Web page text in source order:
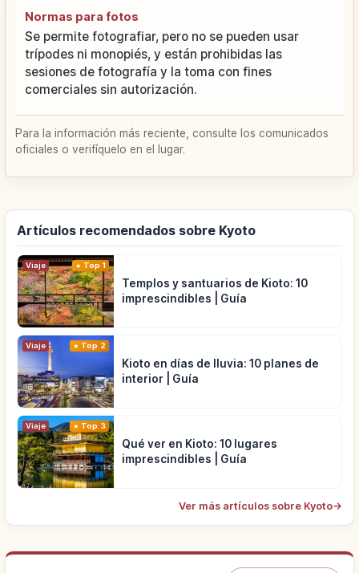
Normas para fotos
Se permite fotografiar, pero no se pueden usar
trípodes ni monopiés, y están prohibidas las
sesiones de fotografía y la toma con fines
comerciales sin autorización.
Para la información más reciente, consulte los comunicados
oficiales o verifíquelo en el lugar.
Artículos recomendados sobre Kyoto
Viaje Top 1
Templos y santuarios de Kioto: 10
imprescindibles | Guía
Viaje Top 2
Kioto en días de lluvia: 10 planes de
interior | Guía
Viaje Top 3
Qué ver en Kioto: 10 lugares
imprescindibles | Guía
Ver más artículos sobre Kyoto→